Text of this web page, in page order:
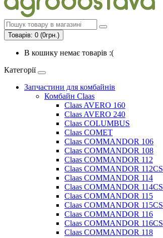
Товарів: 0 (0грн.)
В кошику немає товарів :(
Категорії
Запчастини для комбайнів
Комбайн Claas
Claas AVERO 160
Claas AVERO 240
Claas COLUMBUS
Claas COMET
Claas COMMANDOR 106
Claas COMMANDOR 108
Claas COMMANDOR 112
Claas COMMANDOR 112CS
Claas COMMANDOR 114
Claas COMMANDOR 114CS
Claas COMMANDOR 115
Claas COMMANDOR 115CS
Claas COMMANDOR 116
Claas COMMANDOR 116CS
Claas COMMANDOR 118